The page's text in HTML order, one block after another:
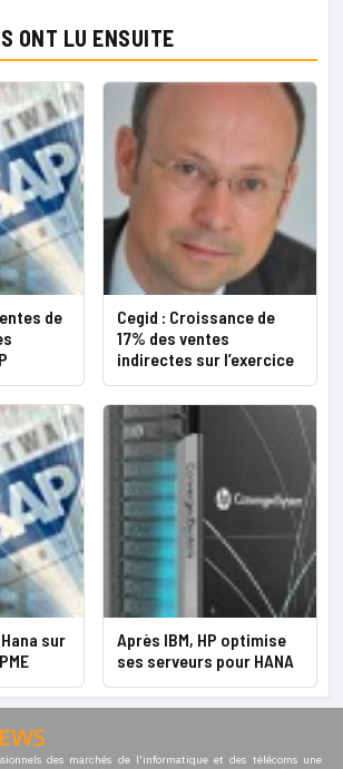
ONT LU ENSUITE
de
Cegid : Croissance de
17% des ventes
indirectes sur l’exercice
sur
Après IBM, HP optimise
ses serveurs pour HANA
des marchés de l'informatique et des télécoms une